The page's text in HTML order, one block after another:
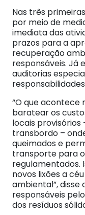
Nas três
por meio de
imediata das
prazos para a
recuperação
responsáveis. Já
auditorias
“O que acontece
baratear os
locais
transbordo –
queimados e
transporte para
regulamentados.
novos lixões a
ambiental”, disse
responsáveis
dos resíduos